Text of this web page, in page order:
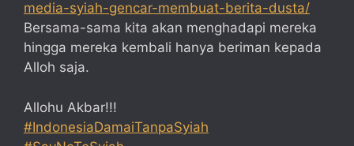
media-syiah-gencar-membuat-berita-dusta/
Bersama-sama kita akan menghadapi mereka
hingga mereka kembali hanya beriman kepada
Alloh saja.
Allohu Akbar!!!
#IndonesiaDamaiTanpaSyiah